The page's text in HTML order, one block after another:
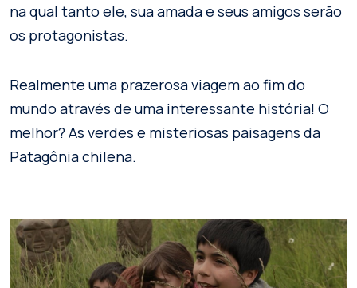
na qual tanto ele, sua amada e seus amigos serão
os protagonistas.
Realmente uma prazerosa viagem ao fim do
mundo através de uma interessante história! O
melhor? As verdes e misteriosas paisagens da
Patagônia chilena.